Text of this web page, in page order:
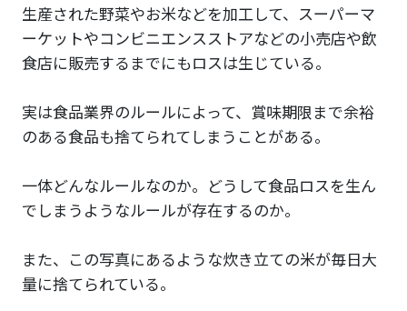
生産された野菜やお米などを加工して、スーパーマ
ーケットやコンビニエンスストアなどの小売店や飲
食店に販売するまでにもロスは生じている。
実は食品業界のルールによって、賞味期限まで余裕
のある食品も捨てられてしまうことがある。
一体どんなルールなのか。どうして食品ロスを生ん
でしまうようなルールが存在するのか。
また、この写真にあるような炊き立ての米が毎日大
量に捨てられている。